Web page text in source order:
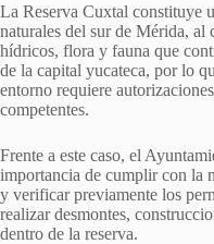
La Reserva Cuxtal constituye
naturales del sur de Mérida, al
hídricos, flora y fauna que
de la capital yucateca, por lo
entorno requiere
competentes.
Frente a este caso, el
importancia de cumplir con la
y verificar previamente los
realizar desmontes,
dentro de la reserva.